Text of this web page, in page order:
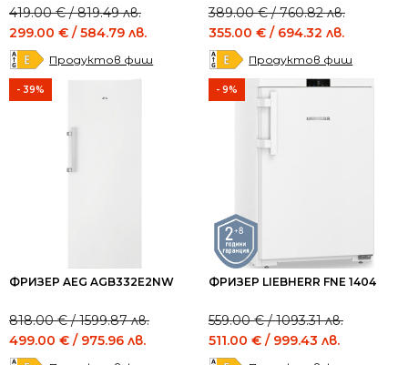
419.00€/ 819.49 лв.
Original
price
was:
419.00 €
299.00 € / 584.79 лв.
Current
price
is:
299.00 €
Продуктов фиш
389.00€/ 760.82 лв.
Original
price
was:
389.00 €
760.82 лв..
355.00 € / 694.32 лв.
Current
price
is:
355.00 €
694.32 лв..
Продуктов фиш
- 39%
ФРИЗЕР AEG AGB332E2NW
818.00€/ 1599.87 лв.
Original
price
was:
499.00 € / 975.96 лв.
Current
price
is:
- 9%
ФРИЗЕР LIEBHERR FNE 1404
559.00€/ 1093.31 лв.
Original
price
was:
511.00 € / 999.43 лв.
Current
price
is: